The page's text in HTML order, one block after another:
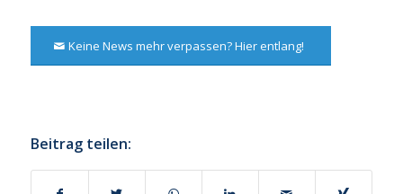
Keine News mehr verpassen? Hier entlang!
Beitrag teilen: